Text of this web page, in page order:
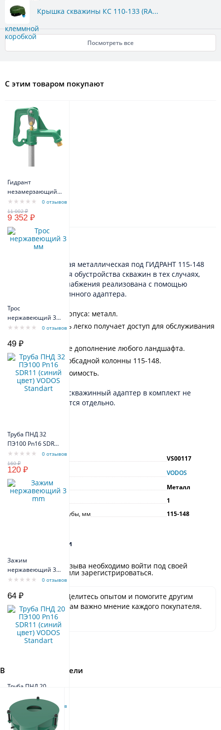
Крышка скважины КС 110-133 (RA...
Посмотреть все
С этим товаром покупают
Гидрант
незамерзающий
VODOS YE-2200 отзывов
9 352 ₽
Трос
нержавеющий 3
мм
0 отзывов
49 ₽
Труба ПНД 32
ПЭ100 Pn16 SDR11
(синий цвет)
VODOS Standart
0 отзывов
120 ₽
Зажим
нержавеющий 3
mm
0 отзывов
64 ₽
Труба ПНД 20
(синий цвет)
VODOS Standart
0 отзывов
51 ₽
Описание
Крышка скважинная металлическая под ГИДРАНТ 115-148
предназначена для обустройства скважин в тех случаях,
когда схема водоснабжения реализована с помощью
и скважинного адаптера.
Материал корпуса: металл.
Пользователь легко получает доступ для обслуживания
Качественное дополнение любого ландшафта.
Крышка для обсадной колонны 115-148.
Доступная стоимость.
Важно!Гидрант и скважинный адаптер в комплект не
входят. Заказываются отдельно.
Характеристики
VS00117
Производитель
VODOS
Материал
Металл
Гарантия, г
1
Диаметр обсадной трубы, мм
115-148
Отзывы и оценки
Для добавления отзыва необходимо войти под своей
учётной записью или зарегистрироваться.
Будьте первым! Делитесь опытом и помогите другим
сделать выбор. Нам важно мнение каждого покупателя.
Спасибо!
Вы недавно смотрели